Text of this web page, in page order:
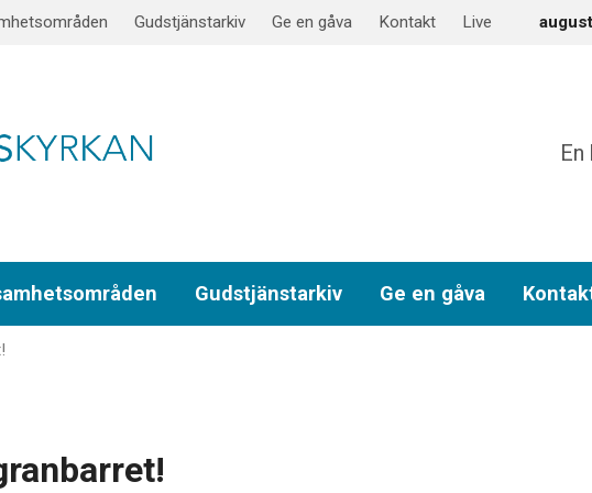
Gudstjänstarkiv Ge en gåva Kontakt Live
Gudstjänstarkiv Ge en gåva